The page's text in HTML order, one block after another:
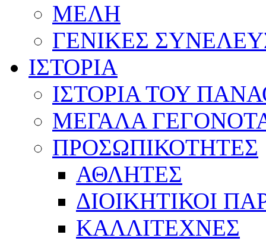
ΜΕΛΗ
ΓΕΝΙΚΕΣ
ΙΣΤΟΡΙΑ
ΙΣΤΟΡΙΑ ΤΟΥ
ΜΕΓΑΛΑ
ΠΡΟΣΩΠΙΚΟΤΗΤΕΣ
ΑΘΛΗΤΕΣ
ΔΙΟΙΚΗΤΙΚΟΙ
ΚΑΛΛΙΤΕΧΝΕΣ